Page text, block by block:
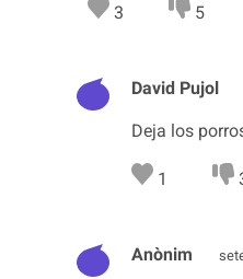
3 5
David Pujol
Deja los
1
Anònim